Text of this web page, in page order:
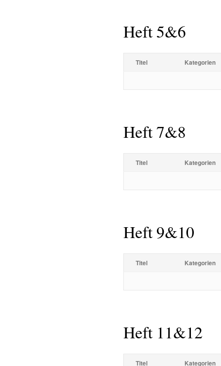
Heft 5&6
Titel Kategorien
Heft 7&8
Titel Kategorien
Heft 9&10
Titel Kategorien
Heft 11&12
Titel Kategorien